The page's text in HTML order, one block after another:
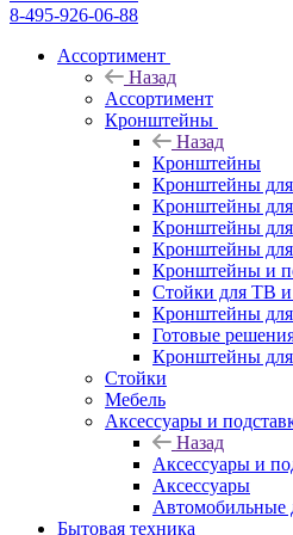
8-495-926-06-88
Ассортимент
Назад
Ассортимент
Кронштейны
Назад
Кронштейны
Кронштейны для
Кронштейны для
Кронштейны
Кронштейны для
Кронштейны и
Стойки для ТВ
Кронштейны
Готовые
Кронштейны для
Стойки
Мебель
Аксессуары и
Назад
Аксессуары и
Аксессуары
Автомобильные
Бытовая техника